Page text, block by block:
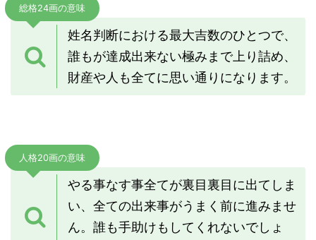
総格24画の意味
姓名判断における最大吉数のひとつで、
誰もが達成出来ない極みまで上り詰め、
財産や人も全てに思い通りになります。
人格20画の意味
やる事なす事全てが裏目裏目に出てしま
い、全ての出来事がうまく前に進みませ
ん。誰も手助けもしてくれないでしょ